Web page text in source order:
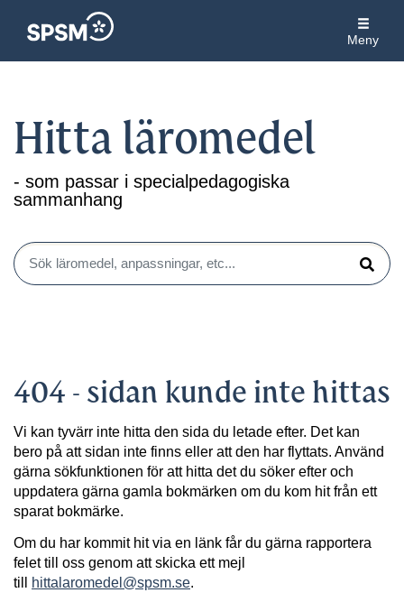
Meny
Hitta läromedel
- som passar i specialpedagogiska
sammanhang
Sök läromedel, anpassningar, etc...
Sök
404 - sidan kunde inte hittas
Vi kan tyvärr inte hitta den sida du letade efter. Det kan
bero på att sidan inte finns eller att den har flyttats. Använd
gärna sökfunktionen för att hitta det du söker efter och
uppdatera gärna gamla bokmärken om du kom hit från ett
sparat bokmärke.
Om du har kommit hit via en länk får du gärna rapportera
felet till oss genom att skicka ett mejl
till
hittalaromedel@spsm.se.